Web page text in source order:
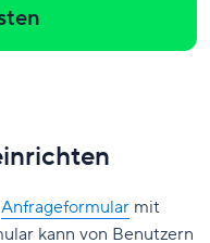
Anfrageformular mit
kann von Benutzern